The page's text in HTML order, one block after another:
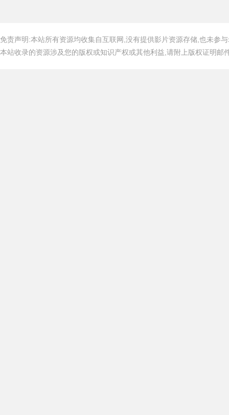
免责声明:本站所有资源均收集自互联网,没有提供影片资源存储,也未参
本站收录的资源涉及您的版权或知识产权或其他利益,请附上版权证明